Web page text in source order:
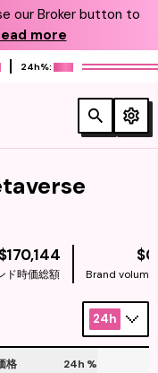
our Broker button to
more
24h%:
$170,144NATIVE
ド時価総額
$0
Brand volume
24h
格 24h %